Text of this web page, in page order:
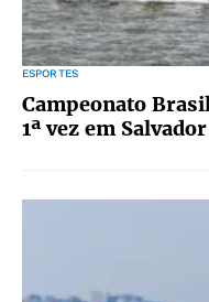
ESPORTES
Campeonato
1ª vez em Salvador